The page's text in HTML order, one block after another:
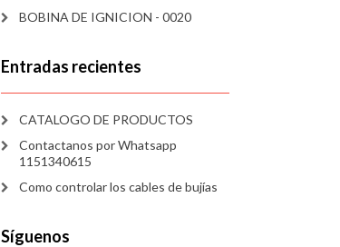
BOBINA DE IGNICION - 0020
Entradas recientes
CATALOGO DE PRODUCTOS
Contactanos por Whatsapp
1151340615
Como controlar los cables de bujías
Síguenos